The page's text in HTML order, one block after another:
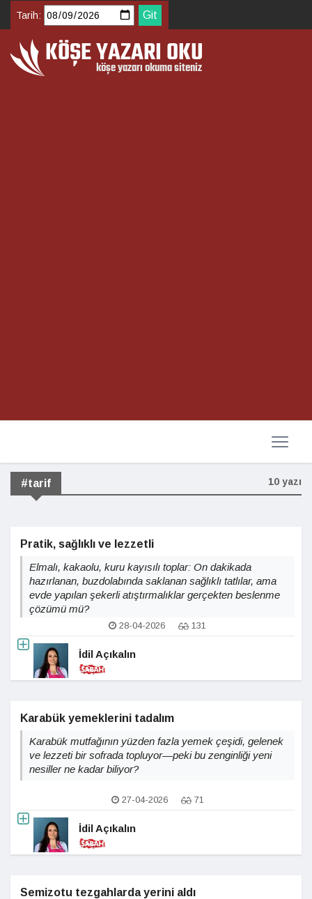
Tarih:
#tarif 10 yazı
Pratik, sağlıklı ve lezzetli
Elmalı, kakaolu, kuru kayısılı toplar: On dakikada
hazırlanan, buzdolabında saklanan sağlıklı tatlılar, ama
evde yapılan şekerli atıştırmalıklar gerçekten beslenme
çözümü mü?
28-04-2026 131
İdil Açıkalın
Karabük yemeklerini tadalım
Karabük mutfağının yüzden fazla yemek çeşidi, gelenek
ve lezzeti bir sofrada topluyor—peki bu zenginliği yeni
nesiller ne kadar biliyor?
27-04-2026 71
İdil Açıkalın
Semizotu tezgahlarda yerini aldı